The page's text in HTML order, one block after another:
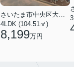
さいたま市中央区大戸３丁目
4LDK (104.51㎡)
8,199万円